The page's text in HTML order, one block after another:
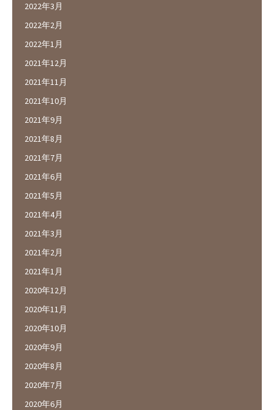
2022年3月
2022年2月
2022年1月
2021年12月
2021年11月
2021年10月
2021年9月
2021年8月
2021年7月
2021年6月
2021年5月
2021年4月
2021年3月
2021年2月
2021年1月
2020年12月
2020年11月
2020年10月
2020年9月
2020年8月
2020年7月
2020年6月